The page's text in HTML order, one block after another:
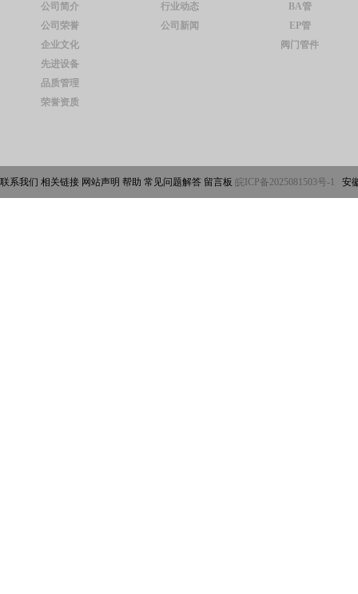
公司简介
公司荣誉
企业文化
先进设备
品质管理
荣誉资质
行业动态
公司新闻
BA管
EP管
阀门管件
联系我们 相关链接 网站声明 帮助 常见问题解答 留言板 皖ICP备2025081503号-1 安